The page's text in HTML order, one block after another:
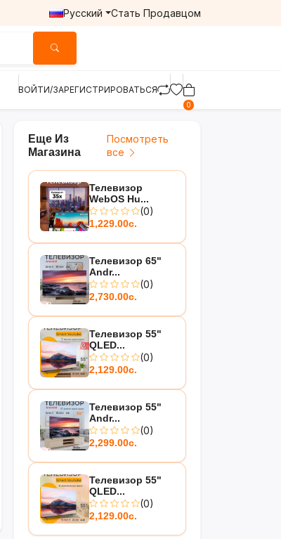
Русский Стать Продавцом
ВОЙТИ/ЗАРЕГИСТРИРОВАТЬСЯ
0
Еще Из
Магазина
Посмотреть
все
Телевизор
WebOS Hu...
(0)
1,229.00с.
Телевизор 65"
Andr...
(0)
2,730.00с.
Телевизор 55"
QLED...
(0)
2,129.00с.
Телевизор 55"
Andr...
(0)
2,299.00с.
Телевизор 55"
QLED...
(0)
2,129.00с.